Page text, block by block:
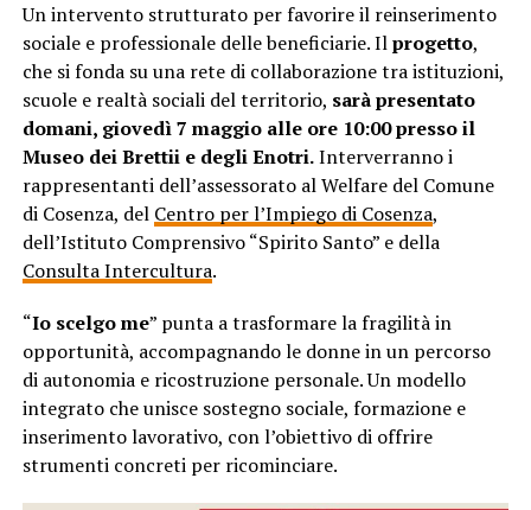
Un intervento strutturato per favorire il reinserimento
sociale e professionale delle beneficiarie. Ilprogetto,
che si fonda su una rete di collaborazione tra istituzioni,
scuole e realtà sociali del territorio, sarà presentato
domani, giovedì 7 maggio alle ore 10:00 presso il
Museo dei Brettii e degli Enotri.Interverranno i
rappresentanti dell’assessorato al Welfare del Comune
di Cosenza, del Centro per l’Impiego di Cosenza,
dell’Istituto Comprensivo “Spirito Santo” e della
Consulta Intercultura.
“Io scelgo me” punta a trasformare la fragilità in
opportunità, accompagnando le donne in un percorso
di autonomia e ricostruzione personale. Un modello
integrato che unisce sostegno sociale, formazione e
inserimento lavorativo, con l’obiettivo di offrire
strumenti concreti per ricominciare.